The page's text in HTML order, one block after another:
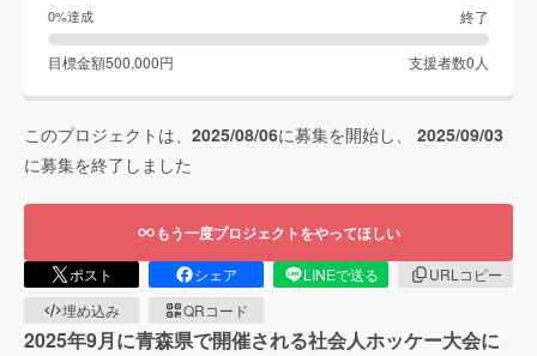
0%達成 終了
目標金額500,000円 支援者数0 人
このプロジェクトは、 2025/08/06に募集を開始し、 2025/09/03
に募集を終了しました
もう一度プロジェクトをやってほしい
ポスト シェア LINEで送る
URLコピー
埋め込み
QRコード
2025年9月に青森県で開催される社会人ホッケー大会に